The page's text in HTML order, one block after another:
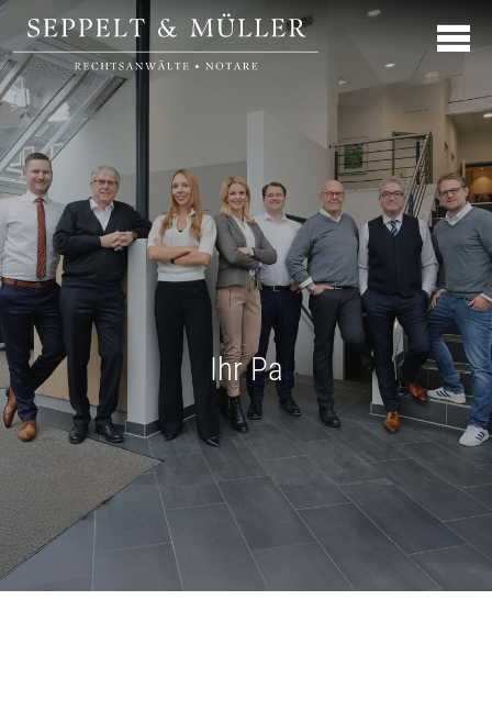
Ihr Partner in Hild